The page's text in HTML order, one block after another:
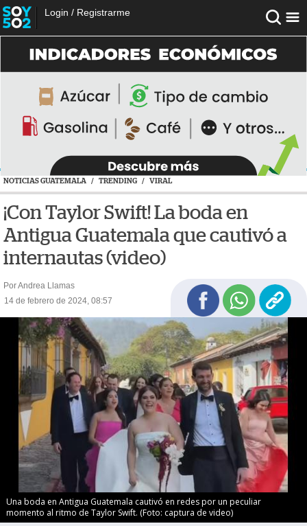
Login / Registrarme
NOTICIAS GUATEMALA / TRENDING / VIRAL
¡Con Taylor Swift! La boda en
Antigua Guatemala que cautivó a
internautas (video)
Por Andrea Llamas
14 de febrero de 2024, 08:57
Una boda en Antigua Guatemala cautivó en redes por un peculiar
momento al ritmo de Taylor Swift. (Foto: captura de video)